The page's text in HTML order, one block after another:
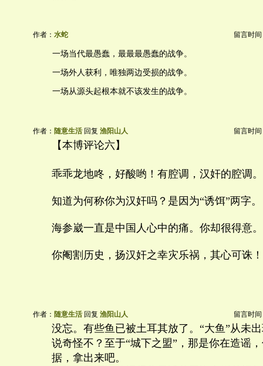
作者： 水蛇 留言时间
一场当代最愚蠢，最最最愚蠢的战争。
一场外人获利，唯独两边受损的战争。
一场从源头起根本就不该发生的战争。
作者： 随意生活 回复 渔阳山人 留言时间
【本博评论六】
乖乖龙地咚，好酸哟！有腔调，汉奸的腔调。
知道为何称你为汉奸吗？是因为“诱饵”两字
海参崴一直是中国人心中的痛。你却很得意。
你阉割历史，扬汉奸之幸灾乐祸，其心可诛！
作者： 随意生活 回复 渔阳山人 留言时间
没忘。有些鱼已被土耳其放了。“大鱼”从未
说奇怪不？至于“城下之盟”，那是你在造谣
据，拿出来吧。